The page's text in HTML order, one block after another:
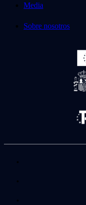
Media
Sobre nosotros